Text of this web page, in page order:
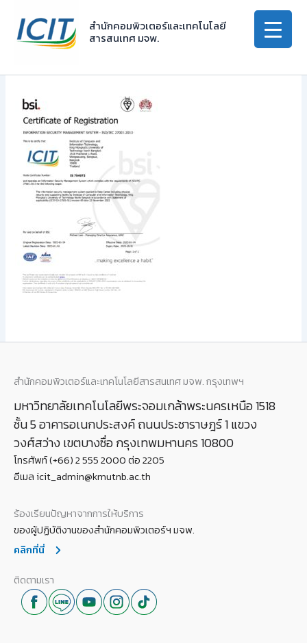
content
สำนักคอมพิวเตอร์และเทคโนโลยี
สารสนเทศ มจพ.
สำนักคอมพิวเตอร์และเทคโนโลยีสารสนเทศ มจพ. กรุงเทพฯ
มหาวิทยาลัยเทคโนโลยีพระจอมเกล้าพระนครเหนือ 1518
ชั้น 5 อาคารอเนกประสงค์ ถนนประชาราษฎร์ 1 แขวง
วงศ์สว่าง เขตบางซื่อ กรุงเทพมหานคร 10800
โทรศัพท์ (+66) 2 555 2000 ต่อ 2205
อีเมล icit_admin@kmutnb.ac.th
ร้องเรียนปัญหาจากการให้บริการ
ของผู้ปฏิบัติงานของสำนักคอมพิวเตอร์ฯ มจพ.
คลิกที่นี่
ติดตามเรา